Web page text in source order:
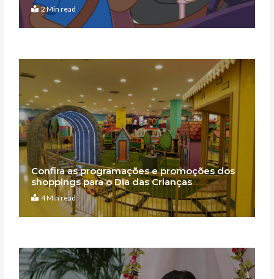
2 Min read
Confira as programações e promoções dos
shoppings para o Dia das Crianças
4 Min read